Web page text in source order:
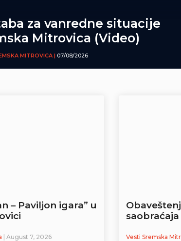
za vanredne situacije
Mitrovica (Video)
MITROVICA | 07/08/2026
– Paviljon igara” u
| August 7, 2026
saobraćaja
Vesti Sremska